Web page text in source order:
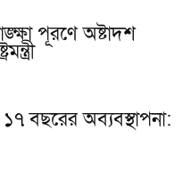
পূরণে অষ্টাদশ
১৭ বছরের অব্যবস্থাপনা: